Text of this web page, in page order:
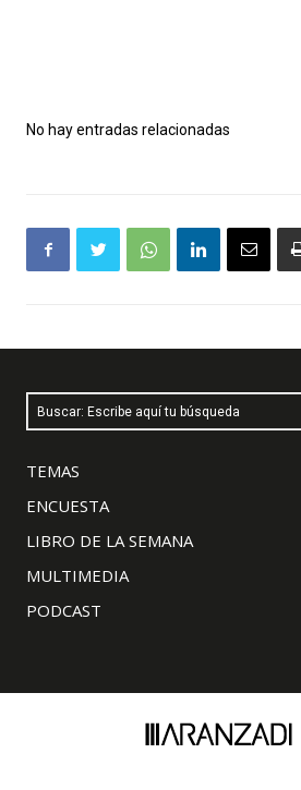
No hay entradas relacionadas
Buscar: Escribe aquí tu búsqueda
TEMAS
ENCUESTA
LIBRO DE LA SEMANA
MULTIMEDIA
PODCAST